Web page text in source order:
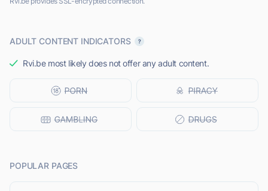
ADULT CONTENT INDICATORS
Rvi.be most likely does not offer any adult content.
POPULAR PAGES